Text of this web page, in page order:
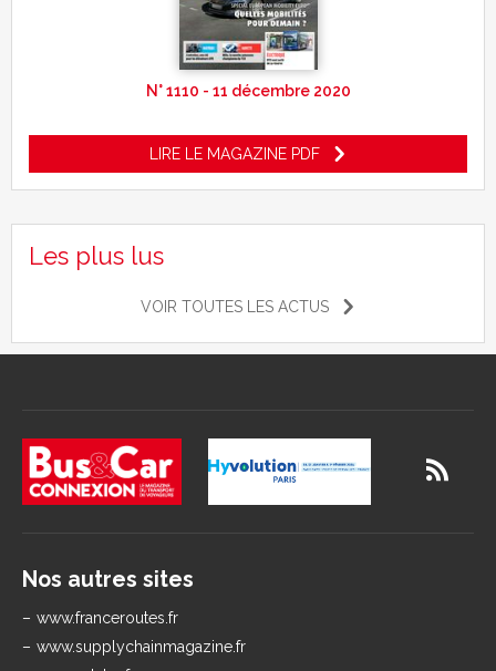
N° 1110 - 11 décembre 2020
LIRE LE MAGAZINE PDF
Les plus lus
VOIR TOUTES LES ACTUS
Nos autres sites
www.franceroutes.fr
www.supplychainmagazine.fr